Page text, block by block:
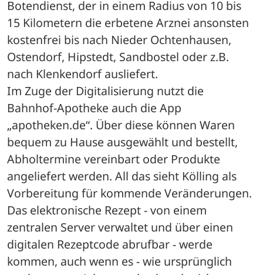
Botendienst, der in einem Radius von 10 bis
15 Kilometern die erbetene Arznei ansonsten
kostenfrei bis nach Nieder Ochtenhausen,
Ostendorf, Hipstedt, Sandbostel oder z.B.
nach Klenkendorf ausliefert.
Im Zuge der Digitalisierung nutzt die
Bahnhof-Apotheke auch die App
„apotheken.de“. Über diese können Waren
bequem zu Hause ausgewählt und bestellt,
Abholtermine vereinbart oder Produkte
angeliefert werden. All das sieht Kölling als
Vorbereitung für kommende Veränderungen.
Das elektronische Rezept - von einem
zentralen Server verwaltet und über einen
digitalen Rezeptcode abrufbar - werde
kommen, auch wenn es - wie ursprünglich